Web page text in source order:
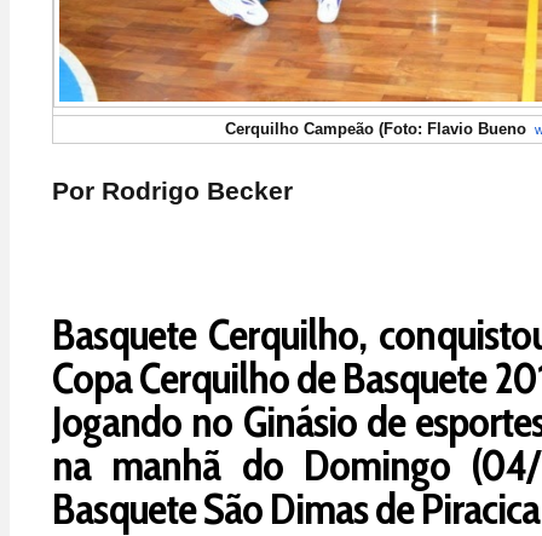
Cerquilho Campeão (Foto: Flavio Bueno
Por Rodrigo Becker
Basquete Cerquilho,
Copa Cerquilho de Basquete
Jogando no Ginásio de
na manhã do Domingo
Basquete São Dimas de